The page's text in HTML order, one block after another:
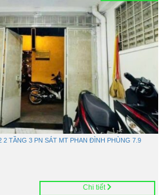
2 TẦNG 3 PN SÁT MT PHAN ĐÌNH PHÙNG 7.9
Chi tiết